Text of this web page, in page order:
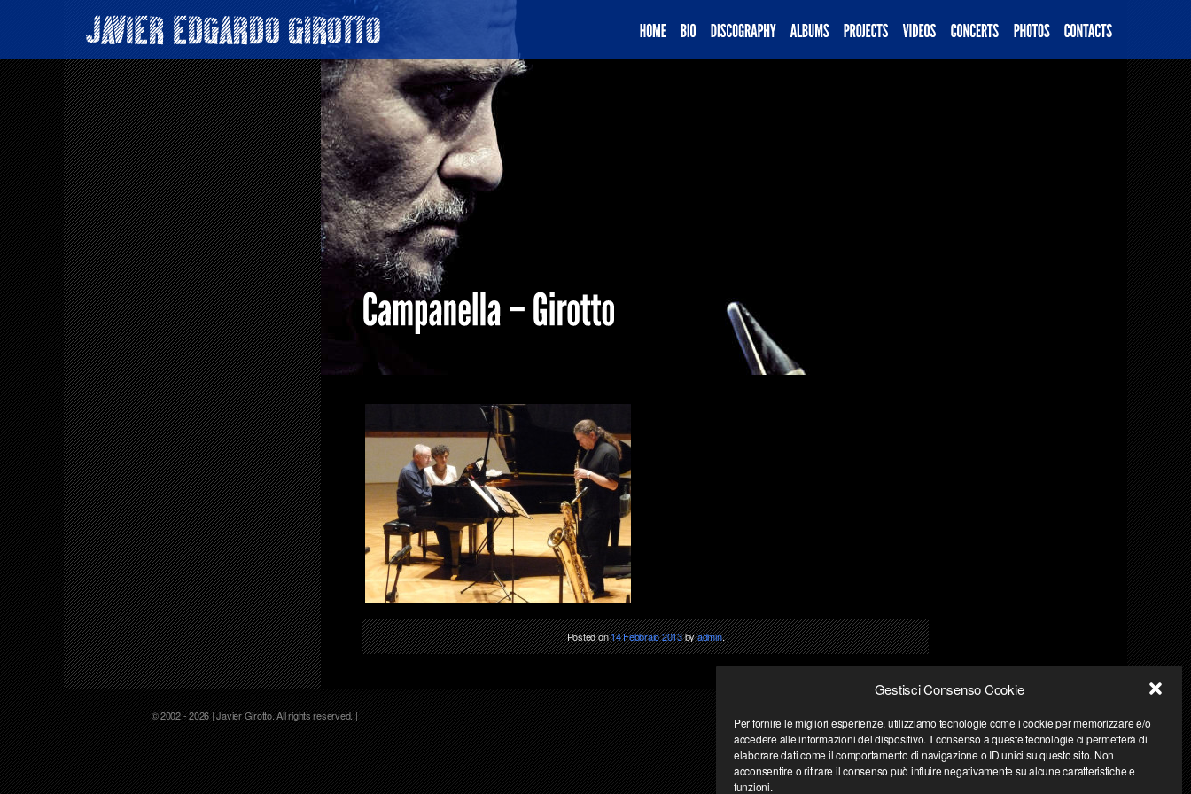
Gestisci Consenso Cookie
Per fornire le migliori esperienze, utilizziamo tecnologie come i cookie per memorizzare e/o
accedere alle informazioni del dispositivo. Il consenso a queste tecnologie ci permetterà di
elaborare dati come il comportamento di navigazione o ID unici su questo sito. Non
acconsentire o ritirare il consenso può influire negativamente su alcune caratteristiche e
funzioni.
Posted on14 Febbraio 2013byadmin.
© 2002 - 2026 | Javier Girotto. All rights reserved. |